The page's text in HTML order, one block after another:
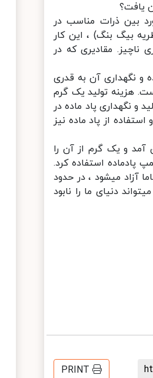
یافت؟
بین ذرات مناسب در
بیگ بنگ) ، این کار
ناچیز. مقادیری که در
و نگهداری آن به قدری
هزینه تولید یک گرم
میشود. تولید و نگهداری پاد ماده در
از پاد ماده نیز
و یک گرم از آن را
استفاده کرد.
آزاد میشود ، در حدود
دنیای ما را نابود
PRINT